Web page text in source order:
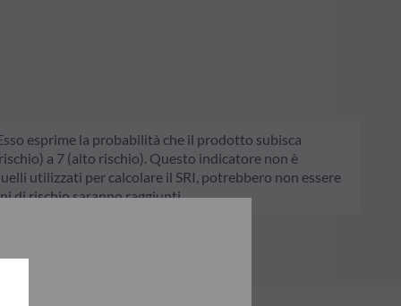
esprime la probabilità che il prodotto subisca
a 7 (alto rischio). Questo indicatore non è
utilizzati per calcolare il SRI, potrebbero non essere
di rischio saranno raggiunti.